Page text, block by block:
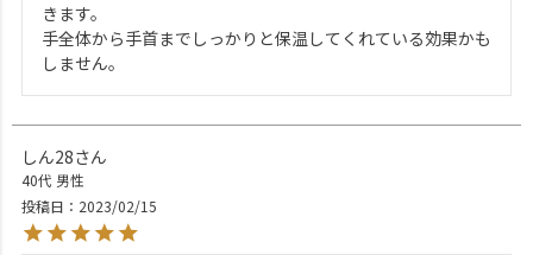
きます。
手全体から手首までしっかりと保温してくれている効果かも
しん28
40代 男性
投稿日
2023/02/15